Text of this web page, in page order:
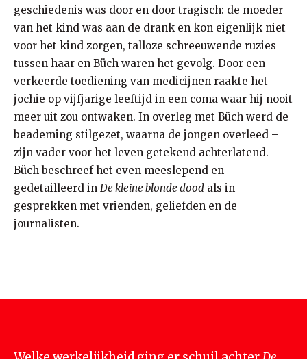
geschiedenis was door en door tragisch: de moeder
van het kind was aan de drank en kon eigenlijk niet
voor het kind zorgen, talloze schreeuwende ruzies
tussen haar en Büch waren het gevolg. Door een
verkeerde toediening van medicijnen raakte het
jochie op vijfjarige leeftijd in een coma waar hij nooit
meer uit zou ontwaken. In overleg met Büch werd de
beademing stilgezet, waarna de jongen overleed –
zijn vader voor het leven getekend achterlatend.
Büch beschreef het even meeslepend en
gedetailleerd in De kleine blonde dood als in
gesprekken met vrienden, geliefden en de
journalisten.